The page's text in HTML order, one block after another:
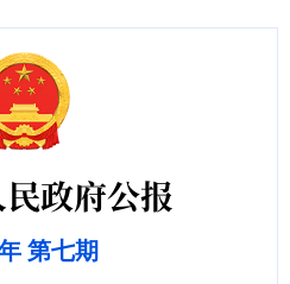
政府公报
第七期